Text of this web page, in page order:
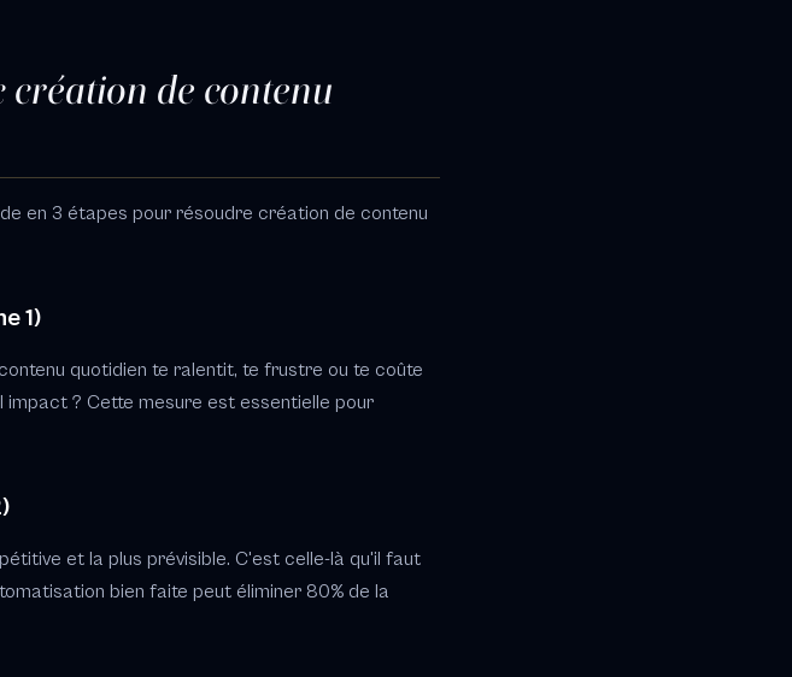
création de contenu
en 3 étapes pour résoudre création de contenu
1)
quotidien te ralentit, te frustre ou te coûte
impact ? Cette mesure est essentielle pour
et la plus prévisible. C'est celle-là qu'il faut
bien faite peut éliminer 80% de la